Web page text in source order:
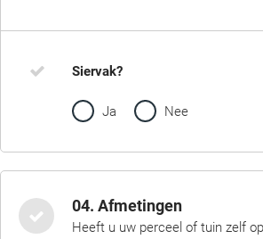
Siervak?
Ja Nee
04. Afmetingen
Heeft u uw perceel of tuin zelf